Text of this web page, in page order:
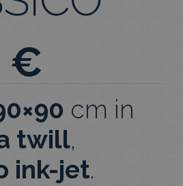
€
cm in
twill,
ink-jet.